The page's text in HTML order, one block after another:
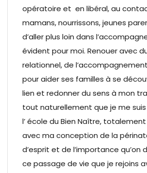
opératoire et en libéral, au
mamans, nourrissons, jeunes
d’aller plus loin dans
évident pour moi. Renouer avec
relationnel, de
pour aider ses familles à se
lien et redonner du sens à mon
tout naturellement que je me
l’ école du Bien Naître,
avec ma conception de la
d’esprit et de l’importance qu’on
ce passage de vie que je rejoins